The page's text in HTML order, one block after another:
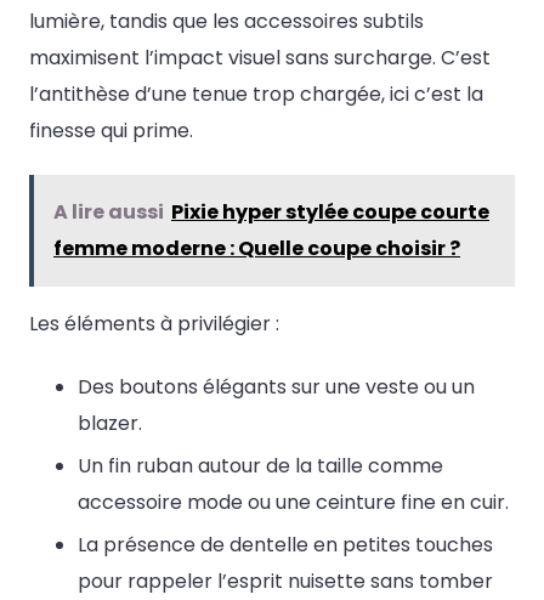
lumière, tandis que les accessoires subtils
maximisent l’impact visuel sans surcharge. C’est
l’antithèse d’une tenue trop chargée, ici c’est la
finesse qui prime.
A lire aussi Pixie hyper stylée coupe courte
femme moderne : Quelle coupe choisir ?
Les éléments à privilégier :
Des boutons élégants sur une veste ou un
blazer.
Un fin ruban autour de la taille comme
accessoire mode ou une ceinture fine en cuir.
La présence de dentelle en petites touches
pour rappeler l’esprit nuisette sans tomber